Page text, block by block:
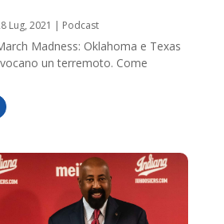
Lug, 2021 | Podcast
Madness: Oklahoma e Texas
un terremoto. Come